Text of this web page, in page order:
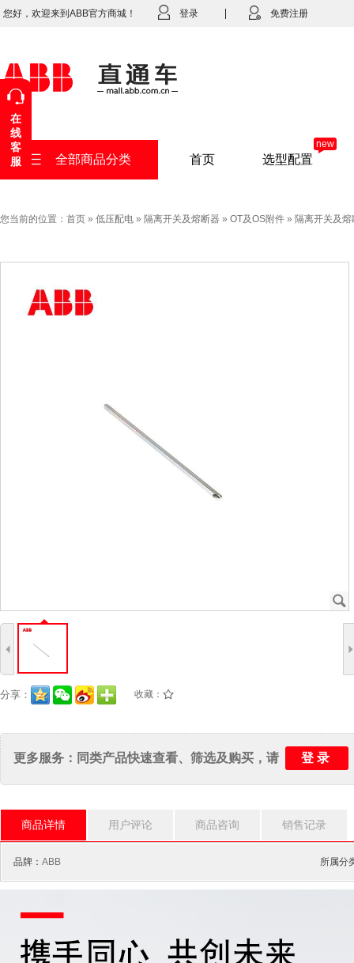
您好，欢迎来到ABB官方商城！ 登录 免费注册
全部商品分类 首页 选型配置
new
您当前的位置： 首页 » 低压配电 » 隔离开关及熔断器 » OT及OS附件 » 隔离开关及
J
4
分享： 收藏： /
更多服务：同类产品快速查看、筛选及购买，请 登录
商品详情 用户评论 商品咨询 销售记录
品牌： ABB 所属分
在
线
客
服